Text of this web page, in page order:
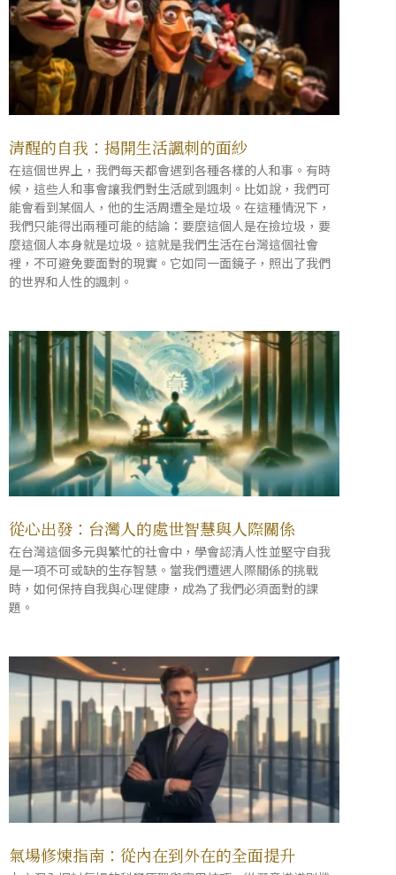
清醒的自我：揭開生活諷刺的面紗
在這個世界上，我們每天都會遇到各種各樣的人和事。有時
候，這些人和事會讓我們對生活感到諷刺。比如說，我們可
能會看到某個人，他的生活周遭全是垃圾。在這種情況下，
我們只能得出兩種可能的結論：要麼這個人是在撿垃圾，要
麼這個人本身就是垃圾。這就是我們生活在台灣這個社會
裡，不可避免要面對的現實。它如同一面鏡子，照出了我們
的世界和人性的諷刺。
從心出發：台灣人的處世智慧與人際關係
在台灣這個多元與繁忙的社會中，學會認清人性並堅守自我
是一項不可或缺的生存智慧。當我們遭遇人際關係的挑戰
時，如何保持自我與心理健康，成為了我們必須面對的課
題。
氣場修煉指南：從內在到外在的全面提升